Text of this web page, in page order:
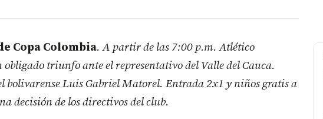
Copa Colombia. A partir de las 7:00 p.m. Atlético
triunfo ante el representativo del Valle del Cauca.
bolivarense Luis Gabriel Matorel. Entrada 2x1 y niños gratis a
decisión de los directivos del club.